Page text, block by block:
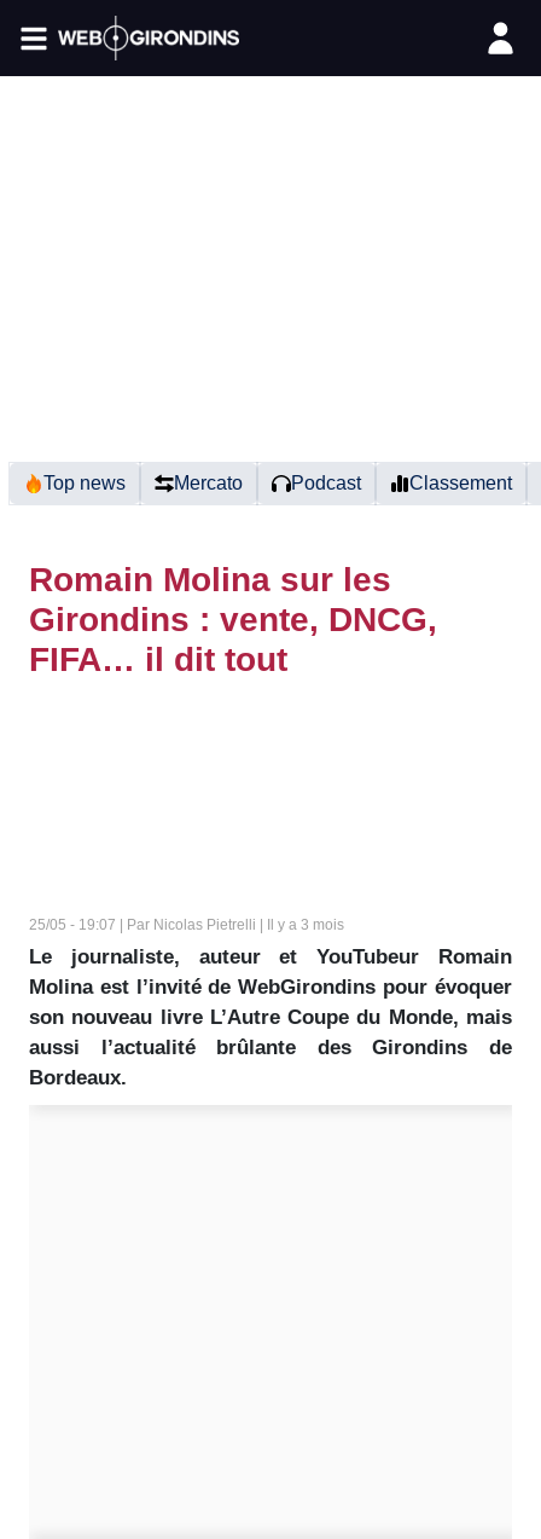
Top news Mercato Podcast Classement
Romain Molina sur les
Girondins : vente, DNCG,
FIFA… il dit tout
25/05 - 19:07 | Par Nicolas Pietrelli | Il y a 3 mois
Le journaliste, auteur et YouTubeur Romain
Molina est l’invité de WebGirondins pour évoquer
son nouveau livre L’Autre Coupe du Monde, mais
aussi l’actualité brûlante des Girondins de
Bordeaux.